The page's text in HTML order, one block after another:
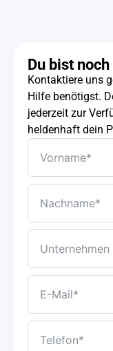
Du bist
Kontaktiere uns
Hilfe benötigst.
jederzeit zur
heldenhaft dein